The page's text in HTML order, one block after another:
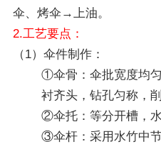
伞、烤伞→上油。
2.工艺要点：
（1）伞件制作：
①伞骨：伞批宽度均
衬齐头，钻孔匀称，削
②伞托：等分开槽，水
③伞杆：采用水竹中节